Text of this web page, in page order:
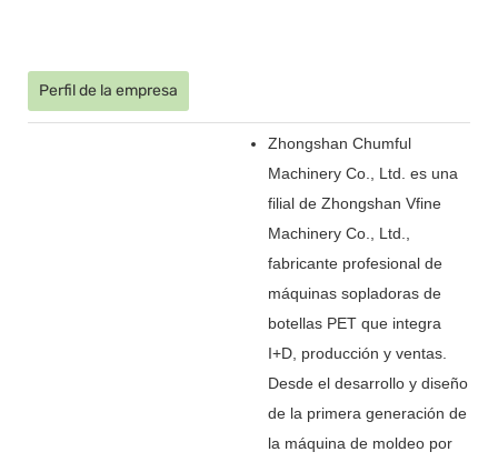
Perfil de la empresa
Zhongshan Chumful
Machinery Co., Ltd. es una
filial de Zhongshan Vfine
Machinery Co., Ltd.,
fabricante profesional de
máquinas sopladoras de
botellas PET que integra
I+D, producción y ventas.
Desde el desarrollo y diseño
de la primera generación de
la máquina de moldeo por